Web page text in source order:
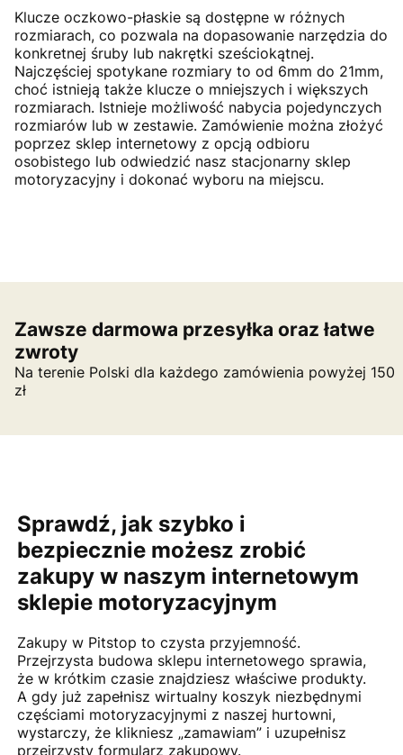
Klucze oczkowo-płaskie są dostępne w różnych
rozmiarach, co pozwala na dopasowanie narzędzia do
konkretnej śruby lub nakrętki sześciokątnej.
Najczęściej spotykane rozmiary to od 6mm do 21mm,
choć istnieją także klucze o mniejszych i większych
rozmiarach. Istnieje możliwość nabycia pojedynczych
rozmiarów lub w zestawie. Zamówienie można złożyć
poprzez sklep internetowy z opcją odbioru
osobistego lub odwiedzić nasz stacjonarny sklep
motoryzacyjny i dokonać wyboru na miejscu.
Zawsze darmowa przesyłka oraz łatwe
zwroty
Na terenie Polski dla każdego zamówienia powyżej 150
zł
Sprawdź, jak szybko i
bezpiecznie możesz zrobić
zakupy w naszym internetowym
sklepie motoryzacyjnym
Zakupy w Pitstop to czysta przyjemność.
Przejrzysta budowa sklepu internetowego sprawia,
że w krótkim czasie znajdziesz właściwe produkty.
A gdy już zapełnisz wirtualny koszyk niezbędnymi
częściami motoryzacyjnymi z naszej hurtowni,
wystarczy, że klikniesz „zamawiam” i uzupełnisz
przejrzysty formularz zakupowy.